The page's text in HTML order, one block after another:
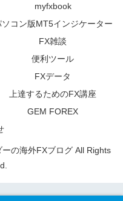
myfxbook
ソコン版MT5インジケーター
FX雑談
便利ツール
FXデータ
上達するためのFX講座
GEM FOREX
の海外FXブログ All Rights